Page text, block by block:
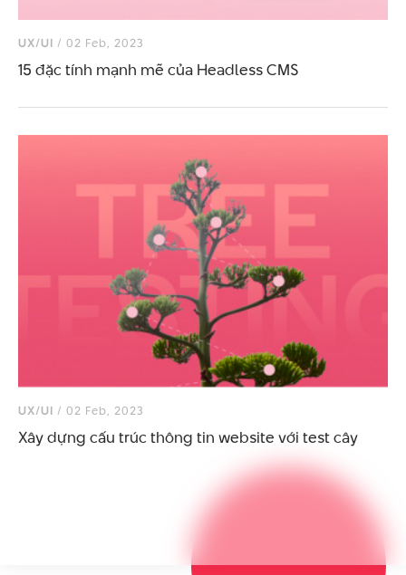
UX/UI / 02 Feb, 2023
15 đặc tính mạnh mẽ của Headless CMS
UX/UI / 02 Feb, 2023
Xây dựng cấu trúc thông tin website với test cây